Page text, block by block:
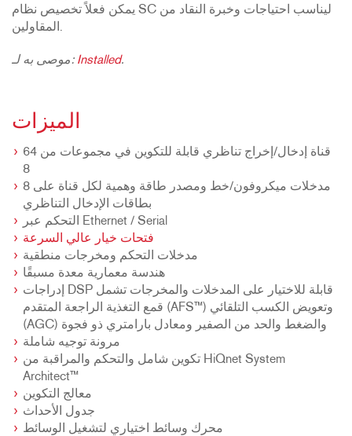
يمكن فعلاً تخصيص نظام SC ليناسب احتياجات وخبرة النقاد من
المقاولين.
موصى به لـ: Installed.
الميزات
64 قناة إدخال/إخراج تناظري قابلة للتكوين في مجموعات من
8
8 مدخلات ميكروفون/خط ومصدر طاقة وهمية لكل قناة على
بطاقات الإدخال التناظري
التحكم عبر Ethernet / Serial
فتحات خيار عالي السرعة
مدخلات التحكم ومخرجات منطقية
هندسة معمارية معدة مسبقًا
إدراجات DSP قابلة للاختيار على المدخلات والمخرجات تشمل
قمع التغذية الراجعة المتقدم (AFS™) وتعويض الكسب التلقائي
(AGC) والضغط والحد من الصفير ومعادل بارامتري ذو فجوة
مرونة توجيه شاملة
تكوين شامل والتحكم والمراقبة من HiQnet System
Architect™
معالج التكوين
جدول الأحداث
محرك وسائط اختياري لتشغيل الوسائط